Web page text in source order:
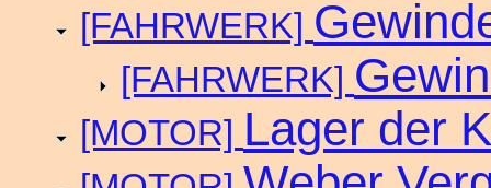
[FAHRWERK]
[FAHRWERK]
[MOTOR] Lager der